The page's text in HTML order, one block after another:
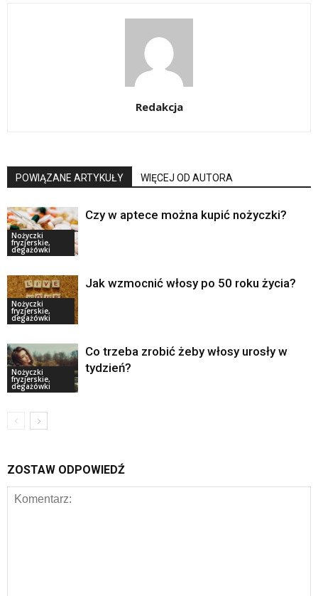
Redakcja
POWIĄZANE ARTYKUŁY WIĘCEJ OD AUTORA
Nożyczki
fryzjerskie,
degażówki
Czy w aptece można kupić nożyczki?
Nożyczki
fryzjerskie,
degażówki
Jak wzmocnić włosy po 50 roku życia?
Nożyczki
fryzjerskie,
degażówki
Co trzeba zrobić żeby włosy urosły w
tydzień?
ZOSTAW ODPOWIEDŹ